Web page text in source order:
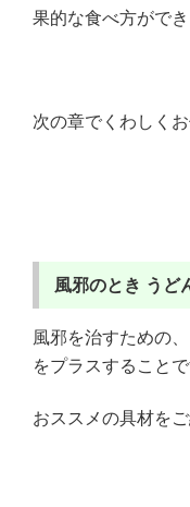
果的な食べ方ができ
次の章でくわしくお
風邪のとき うど
風邪を治すための
をプラスすることで
おススメの具材を